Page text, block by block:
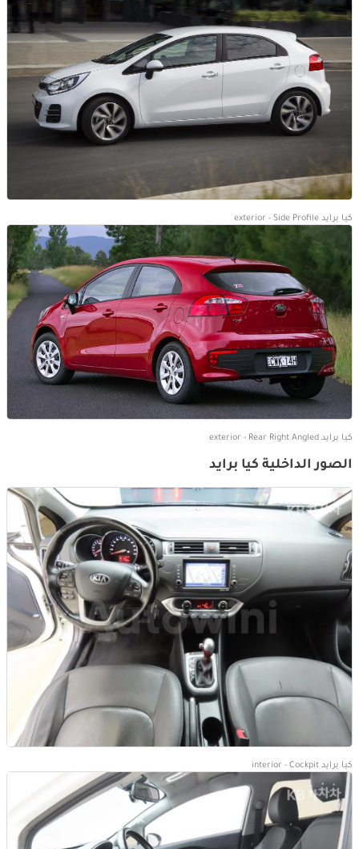
كيا برايد exterior - Side Profile
كيا برايد exterior - Rear Right Angled
الصور الداخلية كيا برايد
كيا برايد interior - Cockpit